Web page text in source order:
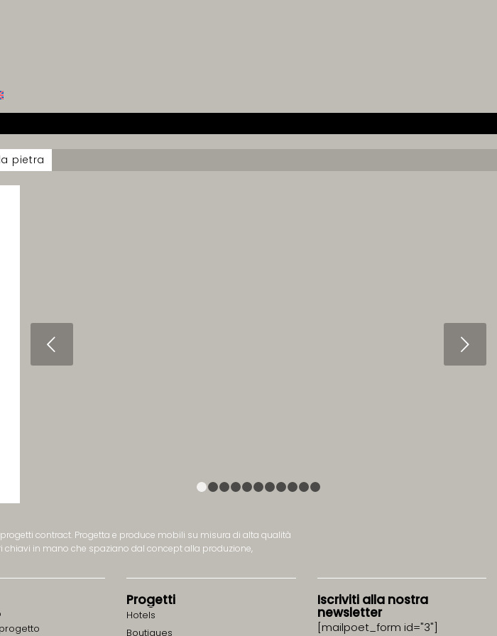
pietra
1 2 3 4 5
contract. Progetta e produce mobili su misura di alta qualità
chiavi in mano che spaziano dal concept alla produzione,
Progetti
Hotels
Boutiques
Iscriviti alla nostra
newsletter
[mailpoet_form id="3"]